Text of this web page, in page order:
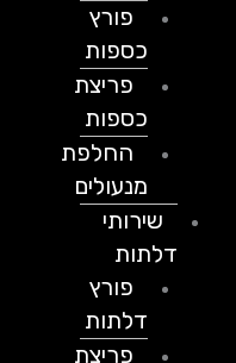
פורץ
כספות
פריצת
כספות
החלפת
מנעולים
שירותי
דלתות
פורץ
דלתות
פריצת